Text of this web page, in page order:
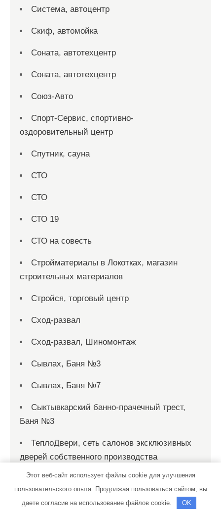
Система, автоцентр
Скиф, автомойка
Соната, автотехцентр
Соната, автотехцентр
Союз-Авто
Спорт-Сервис, спортивно-
оздоровительный центр
Спутник, сауна
СТО
СТО
СТО 19
СТО на совесть
Стройматериалы в Локотках, магазин
строительных материалов
Стройся, торговый центр
Сход-развал
Сход-развал, Шиномонтаж
Сывлах, Баня №3
Сывлах, Баня №7
Сыктывкарский банно-прачечный трест,
Баня №3
ТеплоДвери, сеть салонов эксклюзивных
дверей собственного производства
Теплое местечко, сауна
Техник
Этот веб-сайт использует файлы cookie для улучшения
пользовательского опыта. Продолжая пользоваться сайтом, вы
даете согласие на использование файлов cookie.
OK